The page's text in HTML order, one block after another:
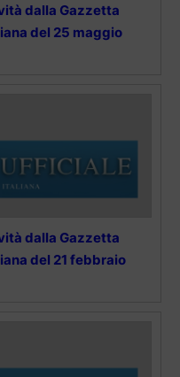
dalla Gazzetta
del 25 maggio
dalla Gazzetta
del 21 febbraio